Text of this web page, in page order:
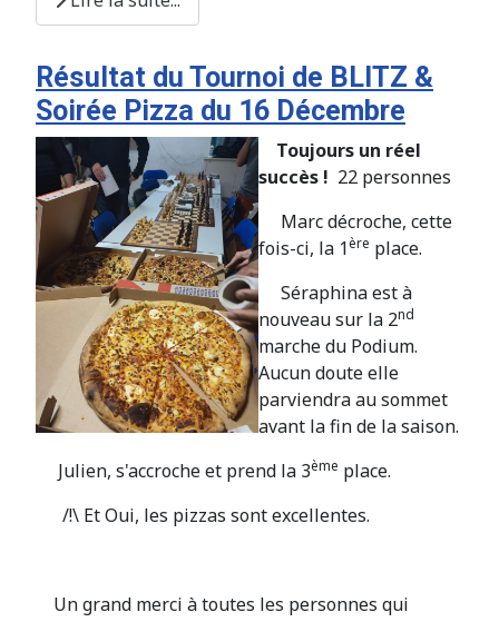
Résultat du Tournoi de BLITZ &
Soirée Pizza du 16 Décembre
Toujours un réel
succès ! 22 personnes
Marc décroche, cette
fois-ci, la 1ère place.
Séraphina est à
nouveau sur la 2nd
marche du Podium.
Aucun doute elle
parviendra au sommet
avant la fin de la saison.
Julien, s'accroche et prend la 3ème place.
/!\ Et Oui, les pizzas sont excellentes.
Un grand merci à toutes les personnes qui